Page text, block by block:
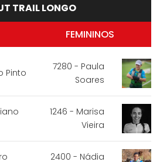
TRAIL LONGO
Pinto
FEMININOS
7280 - Paula
Soares
1246 - Marisa
Vieira
2400 - Nádia